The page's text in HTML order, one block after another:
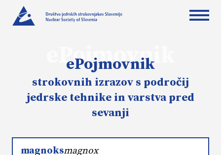
ePojmovnik
ePojmovnik
strokovnih izrazov s področij
jedrske tehnike in varstva pred
sevanji
magnoksmagnox